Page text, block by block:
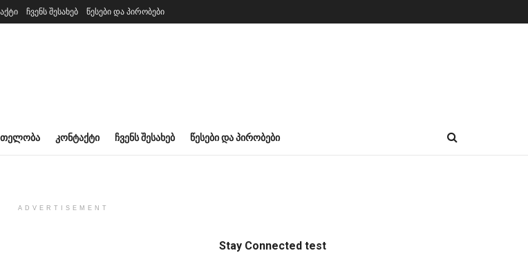
ჩვენს შესახებ წესები და პირობები
ᲙᲝᲜᲢᲐᲥᲢᲘ ᲩᲕᲔᲜᲡ ᲨᲔᲡᲐᲮᲔᲑ ᲬᲔᲡᲔᲑᲘ ᲓᲐ ᲞᲘᲠᲝᲑᲔᲑᲘ
ADVERTISEMENT
Stay Connected test